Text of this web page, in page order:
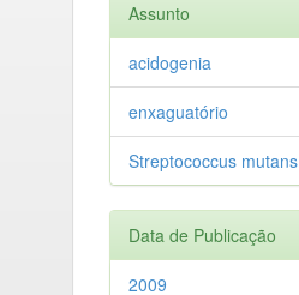
Assunto
acidogenia
enxaguatório
Streptococcus mutans
Data de Publicação
2009